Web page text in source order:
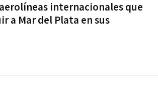
internacionales que
a Mar del Plata en sus